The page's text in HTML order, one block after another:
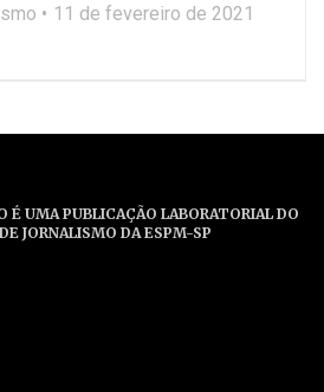
11 de fevereiro de 2021
É UMA PUBLICAÇÃO LABORATORIAL DO
JORNALISMO DA ESPM-SP